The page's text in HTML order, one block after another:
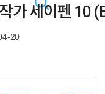
가 세이펜 10
20